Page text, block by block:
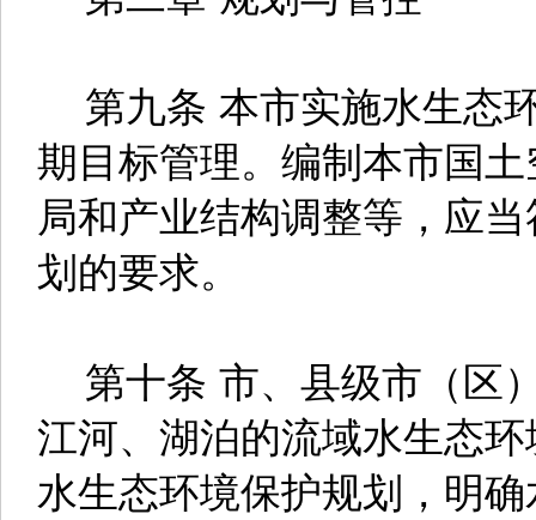
第九条 本市实施水生态
期目标管理。编制本市国
局和产业结构调整等，应
划的要求。
第十条 市、县级市（区
江河、湖泊的流域水生态
水生态环境保护规划，明